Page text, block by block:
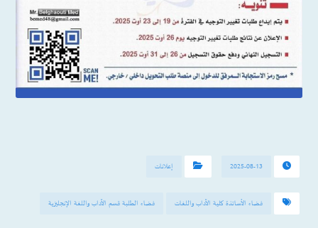
2025-08-13 إعلانات
فضاء الأساتذة كلية الآداب واللغات فضاء الطلبة قسم الآداب واللغة الإنجليزية